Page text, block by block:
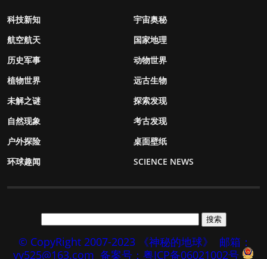
科技新知
宇宙奥秘
航空航天
国家地理
历史军事
动物世界
植物世界
远古生物
未解之谜
探索发现
自然现象
考古发现
户外探险
桌面壁纸
环球趣闻
SCIENCE NEWS
© CopyRight 2007-2023 《神秘的地球》
邮箱：
yy525@163.com 备案号：粤ICP备06021002号